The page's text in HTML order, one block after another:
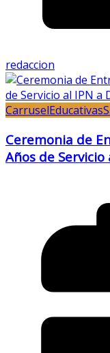
redaccion
CarruselEducativas
Ceremonia de
Años de Servicio